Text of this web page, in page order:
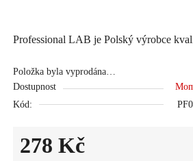
Professional LAB je Polský výrobce
Položka byla vyprodána…
Dostupnost
Kód:
278 Kč